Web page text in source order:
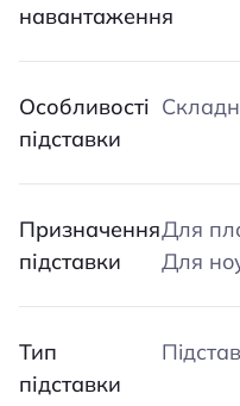
навантаження
Особливості
підставки
Призначення
підставки
Для
Для
Тип
підставки